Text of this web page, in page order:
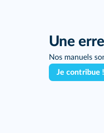
Une
Nos manuels
Je contribue !